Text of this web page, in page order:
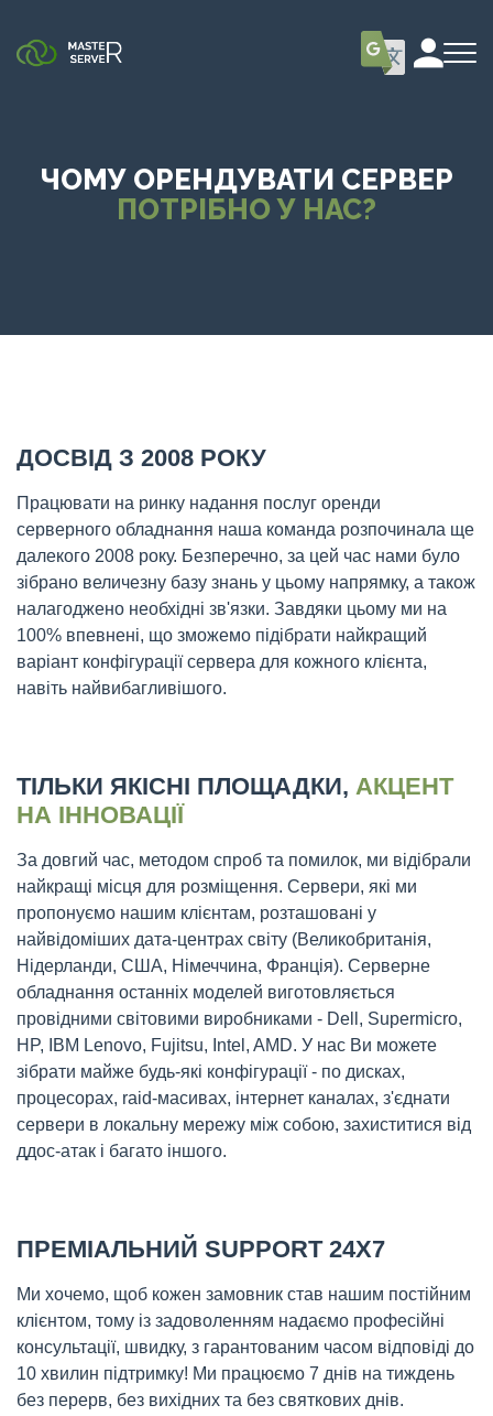
ЧОМУ ОРЕНДУВАТИ СЕРВЕР
ПОТРІБНО У НАС?
ДОСВІД З 2008 РОКУ
Працювати на ринку надання послуг оренди
серверного обладнання наша команда розпочинала ще
далекого 2008 року. Безперечно, за цей час нами було
зібрано величезну базу знань у цьому напрямку, а також
налагоджено необхідні зв'язки. Завдяки цьому ми на
100% впевнені, що зможемо підібрати найкращий
варіант конфігурації сервера для кожного клієнта,
навіть найвибагливішого.
ТІЛЬКИ ЯКІСНІ ПЛОЩАДКИ, АКЦЕНТ
НА ІННОВАЦІЇ
За довгий час, методом спроб та помилок, ми відібрали
найкращі місця для розміщення. Сервери, які ми
пропонуємо нашим клієнтам, розташовані у
найвідоміших дата-центрах світу (Великобританія,
Нідерланди, США, Німеччина, Франція). Серверне
обладнання останніх моделей виготовляється
провідними світовими виробниками - Dell, Supermicro,
HP, IBM Lenovo, Fujitsu, Intel, AMD. У нас Ви можете
зібрати майже будь-які конфігурації - по дисках,
процесорах, raid-масивах, інтернет каналах, з'єднати
сервери в локальну мережу між собою, захиститися від
ддос-атак і багато іншого.
ПРЕМІАЛЬНИЙ SUPPORT 24X7
Ми хочемо, щоб кожен замовник став нашим постійним
клієнтом, тому із задоволенням надаємо професійні
консультації, швидку, з гарантованим часом відповіді до
10 хвилин підтримку! Ми працюємо 7 днів на тиждень
без перерв, без вихідних та без святкових днів.